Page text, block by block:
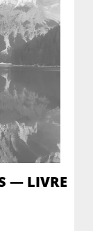
— LIVRE